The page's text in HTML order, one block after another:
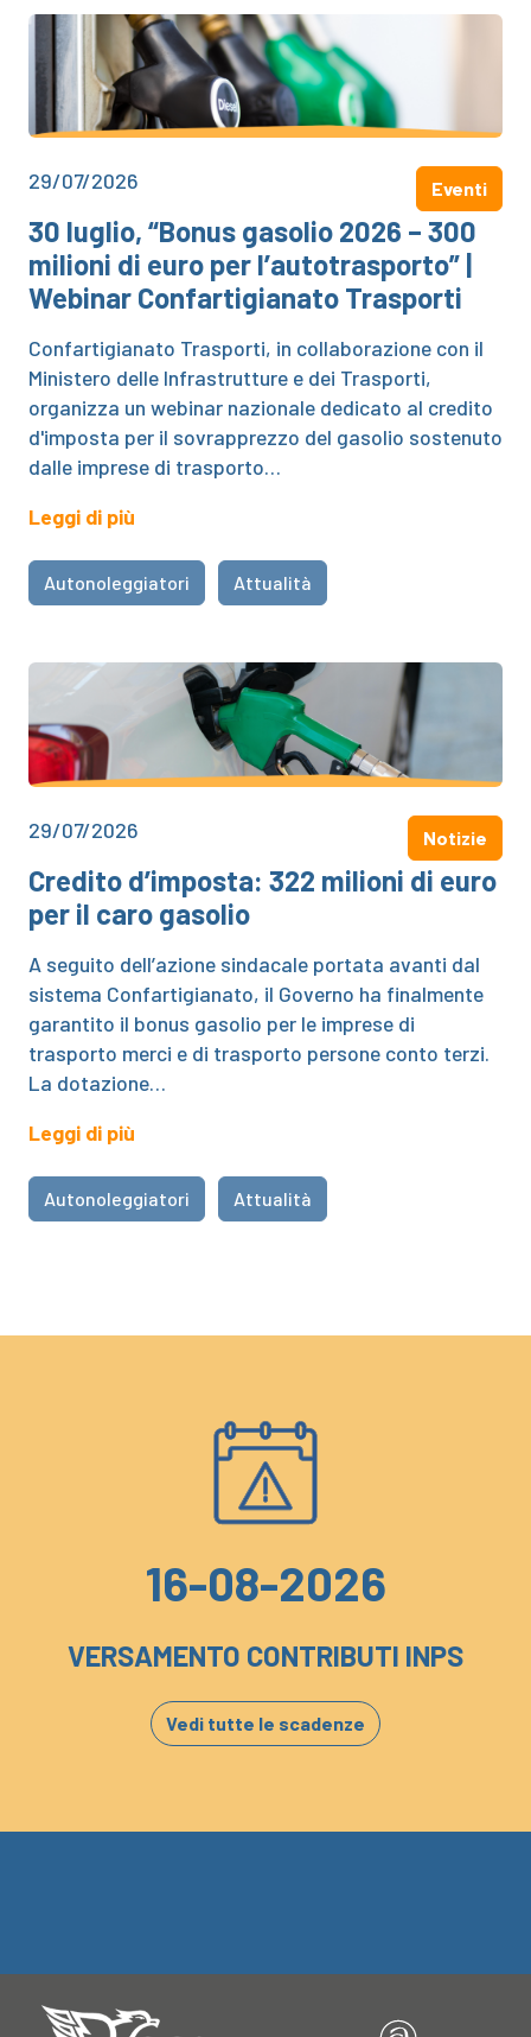
29/07/2026 Eventi
30 luglio, “Bonus gasolio 2026 – 300
milioni di euro per l’autotrasporto” |
Webinar Confartigianato Trasporti
Confartigianato Trasporti, in collaborazione con il
Ministero delle Infrastrutture e dei Trasporti,
organizza un webinar nazionale dedicato al credito
d'imposta per il sovrapprezzo del gasolio sostenuto
dalle imprese di trasporto…
Leggi di più
Autonoleggiatori Attualità
29/07/2026 Notizie
Credito d’imposta: 322 milioni di euro
per il caro gasolio
A seguito dell’azione sindacale portata avanti dal
sistema Confartigianato, il Governo ha finalmente
garantito il bonus gasolio per le imprese di
trasporto merci e di trasporto persone conto terzi.
La dotazione…
Leggi di più
Autonoleggiatori Attualità
16-08-2026
VERSAMENTO CONTRIBUTI INPS
Vedi tutte le scadenze